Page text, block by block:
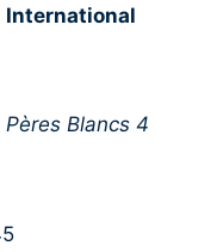
International
Blancs 4